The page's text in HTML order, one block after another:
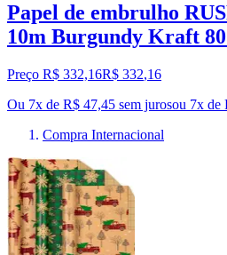
Papel de embrulho
10m Burgundy Kraft
Preço R$ 332,16R$ 332,16
Ou 7x de R$ 47,45 sem jurosou 7x de
Compra Internacional